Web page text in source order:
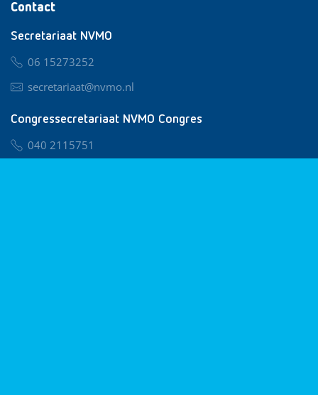
Contact
Secretariaat NVMO
06 15273252
secretariaat@nvmo.nl
Congressecretariaat NVMO Congres
040 2115751